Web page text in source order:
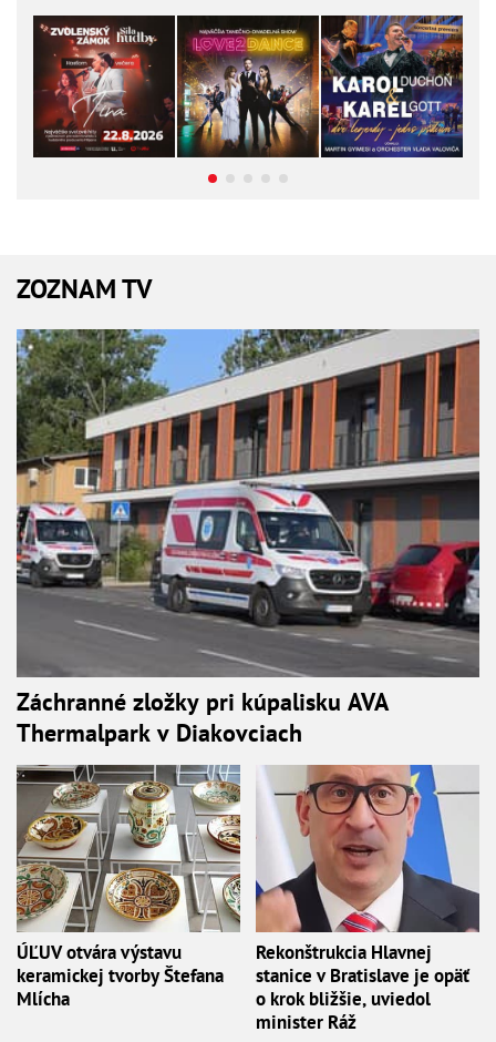
ZOZNAM TV
Záchranné zložky pri kúpalisku AVA
Thermalpark v Diakovciach
ÚĽUV otvára výstavu
keramickej tvorby Štefana
Mlícha
Rekonštrukcia Hlavnej
stanice v Bratislave je opäť
o krok bližšie, uviedol
minister Ráž